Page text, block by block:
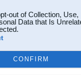
out of Collection,
Data that Is
CONFIRM